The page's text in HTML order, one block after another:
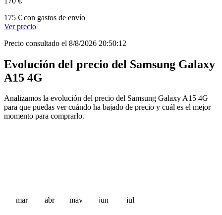
175 € con gastos de envío
Ver precio
Precio consultado el 8/8/2026 20:50:12
Evolución del precio del Samsung Galaxy
A15 4G
Analizamos la evolución del precio del Samsung Galaxy A15 4G
para que puedas ver cuándo ha bajado de precio y cuál es el mejor
momento para comprarlo.
mar abr may jun jul